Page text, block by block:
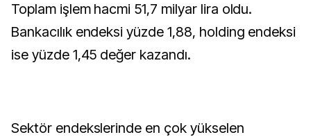
Toplam işlem hacmi 51,7 milyar lira oldu.
Bankacılık endeksi yüzde 1,88, holding endeksi
ise yüzde 1,45 değer kazandı.
Sektör endekslerinde en çok yükselen